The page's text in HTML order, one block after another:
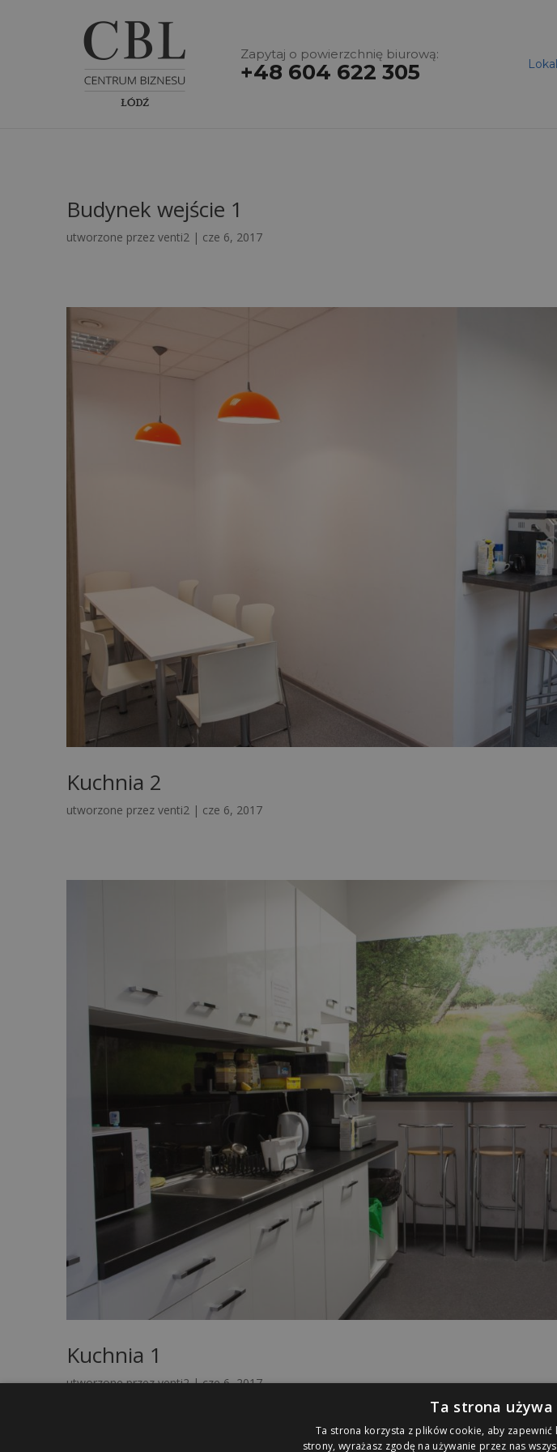
Zapytaj o powierzchnię biurową:
+48 604 622 305
Budynek wejście 1
utworzone przez venti2 | cze 6, 2017
Kuchnia 2
utworzone przez venti2 | cze 6, 2017
Kuchnia 1
utworzone przezventi2|cze 6, 2017
Ta strona
Ta strona korzysta z plików cookie, aby
strony, wyrażasz zgodę na używanie przez nas